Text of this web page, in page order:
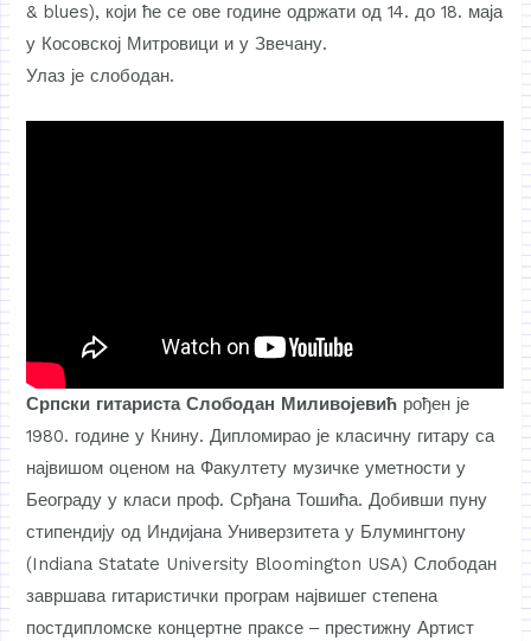
& blues), који ће се ове године одржати од 14. до 18. маја
у Косовској Митровици и у Звечану.
Улаз је слободан.
Српски гитариста Слободан Миливојевић рођен је
1980. године у Книну. Дипломирао је класичну гитару са
највишом оценом на Факултету музичке уметности у
Београду у класи проф. Срђана Тошића. Добивши пуну
стипендију од Индијана Универзитета у Блумингтону
(Indiana Statate University Bloomington USA) Слободан
завршава гитаристички програм највишег степена
постдипломске концертне праксе ‒ престижну Артист